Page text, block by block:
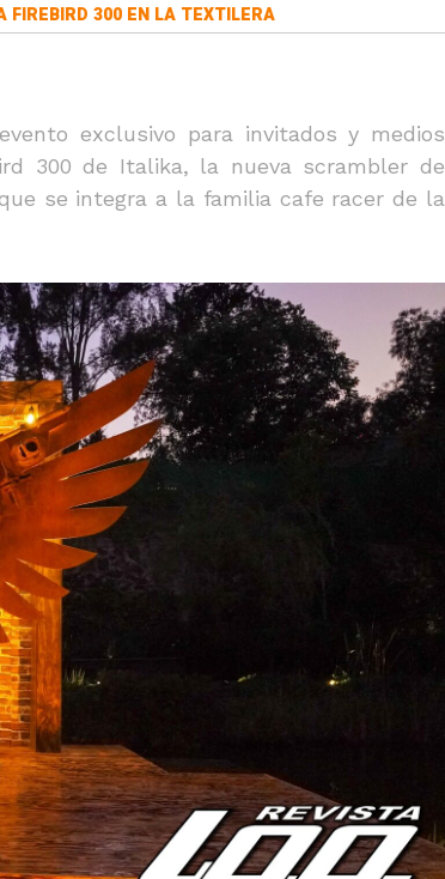
FIREBIRD 300 EN LA TEXTILERA
exclusivo para invitados y medios
300 de Italika, la nueva scrambler de
se integra a la familia cafe racer de la